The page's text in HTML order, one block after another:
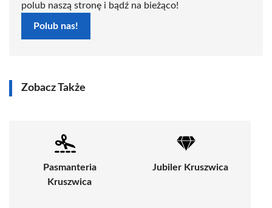
polub naszą stronę i bądź na bieżąco!
Polub nas!
Zobacz Także
Pasmanteria
Kruszwica
Jubiler Kruszwica